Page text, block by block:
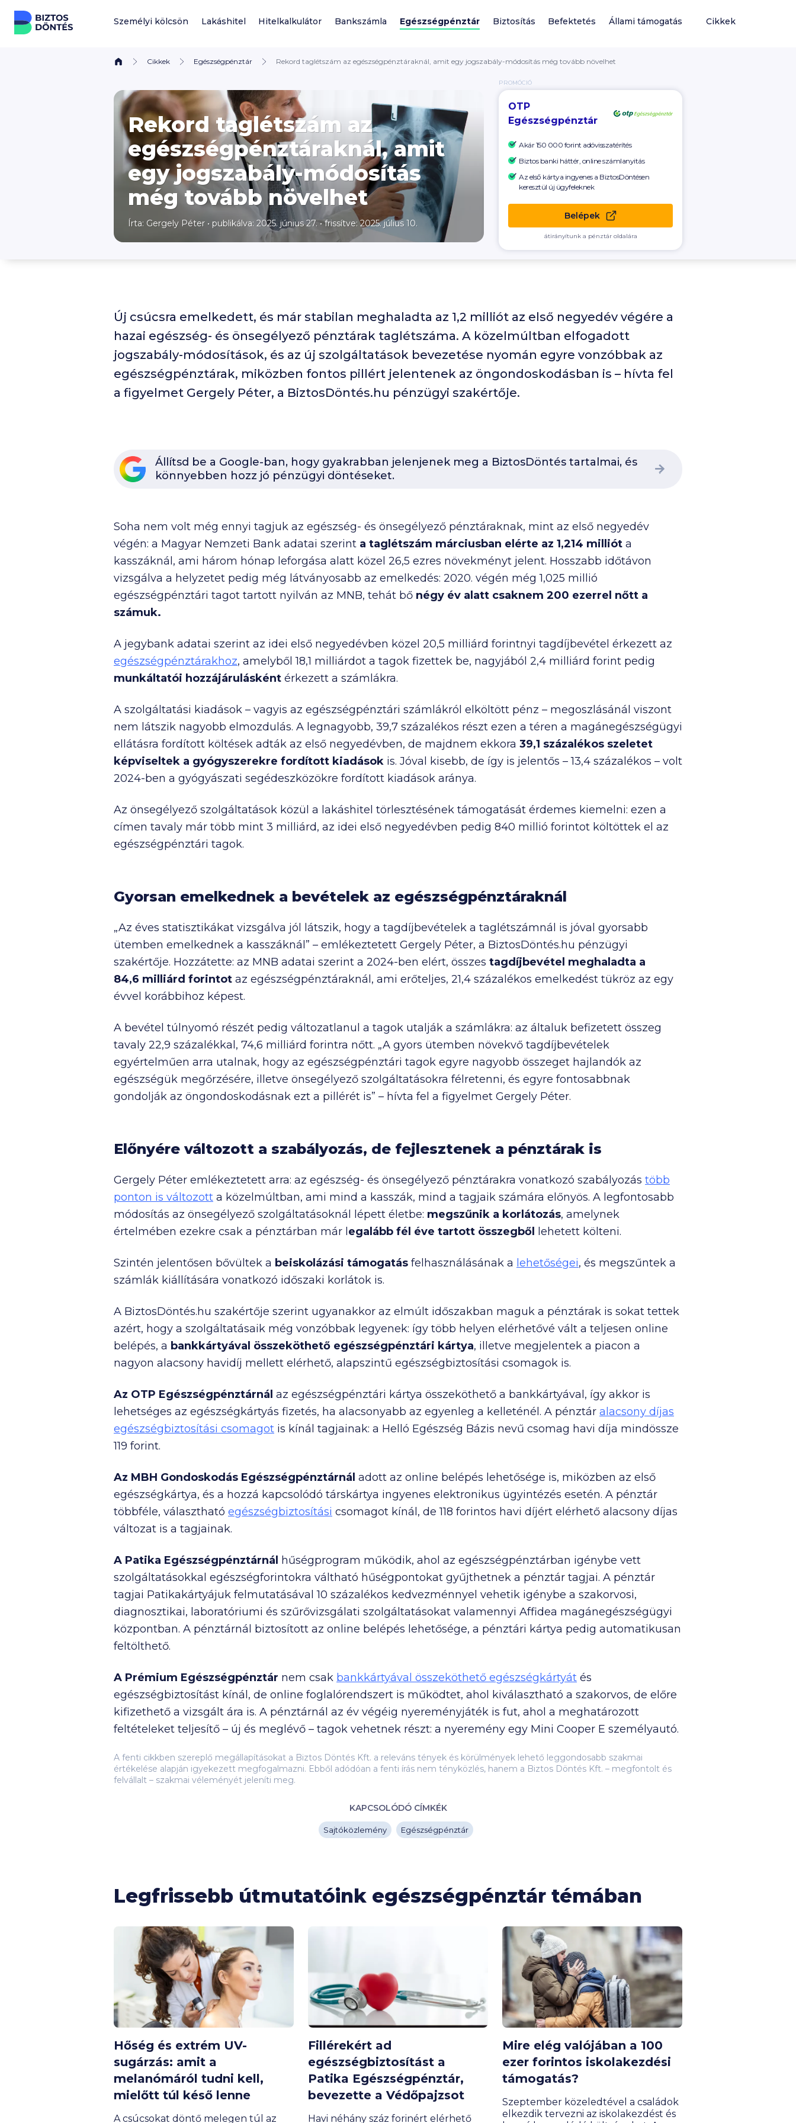
Ugrás a tartalomhoz
Személyi kölcsön Lakáshitel Hitelkalkulátor Bankszámla Egészségpénztár Biztosítás Befektetés Állami támogatás Cikkek
Cikkek Egészségpénztár Rekord taglétszám az egészségpénztáraknál, amit egy jogszabály-módosítás még tovább növelhet
Rekord taglétszám az
egészségpénztáraknál, amit
egy jogszabály-módosítás
még tovább növelhet
Írta: Gergely Péter • publikálva: 2025. június 27.•frissítve: 2025. július 10.
PROMÓCIÓ
OTP
Egészségpénztár
Akár150 000 forint adóvisszatérítés
Biztos banki háttér, online számlanyitás
Az első kártya ingyenes a BiztosDöntésen
keresztül új ügyfeleknek
Belépek
átirányítunk a pénztár oldalára
Új csúcsra emelkedett, és már stabilan meghaladta az 1,2 milliót az első negyedév végére a
hazai egészség- és önsegélyező pénztárak taglétszáma. A közelmúltban elfogadott
jogszabály-módosítások, és az új szolgáltatások bevezetése nyomán egyre vonzóbbak az
egészségpénztárak, miközben fontos pillért jelentenek az öngondoskodásban is – hívta fel
a figyelmet Gergely Péter, a BiztosDöntés.hu pénzügyi szakértője.
Állítsd be a Google-ban, hogy gyakrabban jelenjenek meg a BiztosDöntés tartalmai, és
könnyebben hozz jó pénzügyi döntéseket.
Soha nem volt még ennyi tagjuk az egészség- és önsegélyező pénztáraknak, mint az első negyedév
végén: a Magyar Nemzeti Bank adatai szerint a taglétszám márciusban elérte az 1,214 milliót a
kasszáknál, ami három hónap leforgása alatt közel 26,5 ezres növekményt jelent. Hosszabb időtávon
vizsgálva a helyzetet pedig még látványosabb az emelkedés: 2020. végén még1,025 millió
egészségpénztári tagot tartott nyilván az MNB, tehát bő négy év alatt csaknem 200 ezerrel nőtt a
számuk.
A jegybank adatai szerint az idei első negyedévben közel 20,5 milliárd forintnyi tagdíjbevétel érkezett az
egészségpénztárakhoz, amelyből 18,1 milliárdot a tagok fizettek be, nagyjából 2,4 milliárd forint pedig
munkáltatói hozzájárulásként érkezett a számlákra.
A szolgáltatási kiadások – vagyis az egészségpénztári számlákról elköltött pénz – megoszlásánál viszont
nem látszik nagyobb elmozdulás. A legnagyobb, 39,7 százalékos részt ezen a téren a magánegészségügyi
ellátásra fordított költések adták az első negyedévben, de majdnem ekkora 39,1 százalékos szeletet
képviseltek a gyógyszerekre fordított kiadások is. Jóval kisebb, de így is jelentős – 13,4 százalékos – volt
2024-ben a gyógyászati segédeszközökre fordított kiadások aránya.
Az önsegélyező szolgáltatások közül a lakáshitel törlesztésének támogatását érdemes kiemelni: ezen a
címen tavaly már több mint 3 milliárd, az idei első negyedévben pedig 840 millió forintot költöttek el az
egészségpénztári tagok.
Gyorsan emelkednek a bevételek az egészségpénztáraknál
„Az éves statisztikákat vizsgálva jól látszik, hogy a tagdíjbevételek a taglétszámnál is jóval gyorsabb
ütemben emelkednek a kasszáknál” – emlékeztetett Gergely Péter, a BiztosDöntés.hu pénzügyi
szakértője. Hozzátette: az MNB adatai szerint a 2024-ben elért, összes tagdíjbevétel meghaladta a
84,6 milliárd forintot az egészségpénztáraknál, ami erőteljes, 21,4 százalékos emelkedést tükröz az egy
évvel korábbihoz képest.
A bevétel túlnyomó részét pedig változatlanul a tagok utalják a számlákra: az általuk befizetett összeg
tavaly 22,9 százalékkal, 74,6 milliárd forintra nőtt. „A gyors ütemben növekvő tagdíjbevételek
egyértelműen arra utalnak, hogy az egészségpénztári tagok egyre nagyobb összeget hajlandók az
egészségük megőrzésére, illetve önsegélyező szolgáltatásokra félretenni, és egyre fontosabbnak
gondolják az öngondoskodásnak ezt a pillérét is” – hívta fel a figyelmet Gergely Péter.
Előnyére változott a szabályozás, de fejlesztenek a pénztárak is
Gergely Péter emlékeztetett arra: az egészség- és önsegélyező pénztárakra vonatkozó szabályozás több
ponton is változott a közelmúltban, ami mind a kasszák, mind a tagjaik számára előnyös. A legfontosabb
módosítás az önsegélyező szolgáltatásoknál lépett életbe: megszűnik a korlátozás, amelynek
értelmében ezekre csak a pénztárban már l egalább fél éve tartott összegből lehetett költeni.
Szintén jelentősen bővültek a beiskolázási támogatás felhasználásának a lehetőségei, és megszűntek a
számlák kiállítására vonatkozó időszaki korlátok is.
A BiztosDöntés.hu szakértője szerint ugyanakkor az elmúlt időszakban maguk a pénztárak is sokat tettek
azért, hogy a szolgáltatásaik még vonzóbbak legyenek: így több helyen elérhetővé vált a teljesen online
belépés, a bankkártyával összeköthető egészségpénztári kártya, illetve megjelentek a piacon a
nagyon alacsony havidíj mellett elérhető, alapszintű egészségbiztosítási csomagok is.
Az OTP Egészségpénztárnál az egészségpénztári kártya összeköthető a bankkártyával, így akkor is
lehetséges az egészségkártyás fizetés, ha alacsonyabb az egyenleg a kelleténél. A pénztár alacsony díjas
egészségbiztosítási csomagot is kínál tagjainak: a Helló Egészség Bázis nevű csomag havi díja mindössze
119 forint.
Az MBH Gondoskodás Egészségpénztárnál adott az online belépés lehetősége is, miközben az első
egészségkártya, és a hozzá kapcsolódó társkártya ingyenes elektronikus ügyintézés esetén. A pénztár
többféle, választható egészségbiztosítási csomagot kínál, de 118 forintos havi díjért elérhető alacsony díjas
változat is a tagjainak.
A Patika Egészségpénztárnál
hűségprogram működik, ahol az egészségpénztárban igénybe vett
szolgáltatásokkal egészségforintokra váltható hűségpontokat gyűjthetnek a pénztár tagjai. A pénztár
tagjai Patikakártyájuk felmutatásával 10 százalékos kedvezménnyel vehetik igénybe a szakorvosi,
diagnosztikai, laboratóriumi és szűrővizsgálati szolgáltatásokat valamennyi Affidea magánegészségügyi
központban. A pénztárnál biztosított az online belépés lehetősége, a pénztári kártya pedig automatikusan
feltölthető.
A Prémium Egészségpénztár nem csak bankkártyával összeköthető egészségkártyát és
egészségbiztosítást kínál, de online foglalórendszert is működtet, ahol kiválasztható a szakorvos, de előre
kifizethető a vizsgált ára is. A pénztárnál az év végéig nyereményjáték is fut, ahol a meghatározott
feltételeket teljesítő – új és meglévő – tagok vehetnek részt: a nyeremény egy Mini Cooper E személyautó.
A fenti cikkben szereplő megállapításokat a Biztos Döntés Kft. a releváns tények és körülmények lehető leggondosabb szakmai
értékelése alapján igyekezett megfogalmazni. Ebből adódóan a fenti írás nem tényközlés, hanem a Biztos Döntés Kft. – megfontolt és
felvállalt – szakmai véleményét jeleníti meg.
KAPCSOLÓDÓ CÍMKÉK
Sajtóközlemény Egészségpénztár
Legfrissebb útmutatóink egészségpénztár témában
Hőség és extrém UV-
sugárzás: amit a
melanómáról tudni kell,
mielőtt túl késő lenne
A csúcsokat döntő melegen túl az
Fillérekért ad
egészségbiztosítást a
Patika Egészségpénztár,
bevezette a Védőpajzsot
Havi néhány száz forinért elérhető
Mire elég valójában a 100
ezer forintos iskolakezdési
támogatás?
Szeptember közeledtével a családok
elkezdik tervezni az iskolakezdést és